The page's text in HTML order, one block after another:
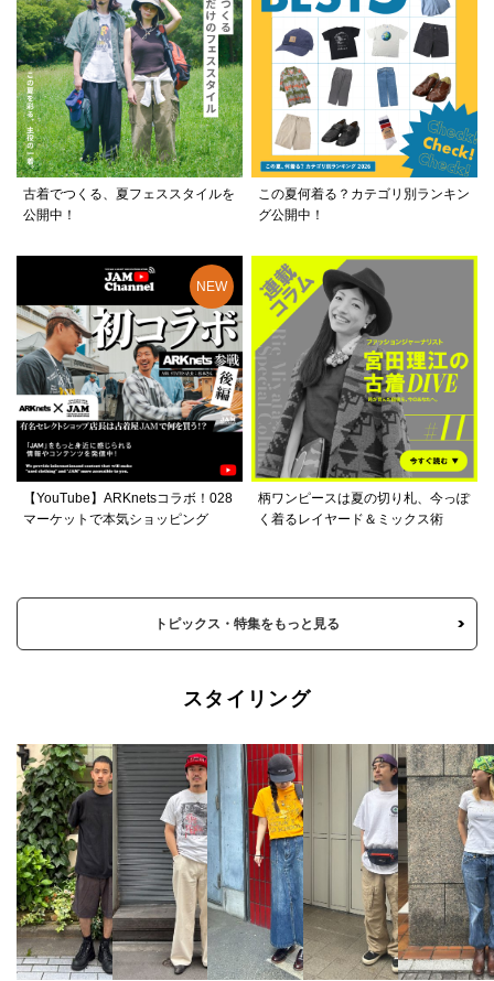
古着でつくる、夏フェススタイルを
公開中！
この夏何着る？カテゴリ別ランキン
グ公開中！
【YouTube】ARKnetsコラボ！028
マーケットで本気ショッピング
柄ワンピースは夏の切り札、今っぽ
く着るレイヤード＆ミックス術
トピックス・特集をもっと見る
スタイリング